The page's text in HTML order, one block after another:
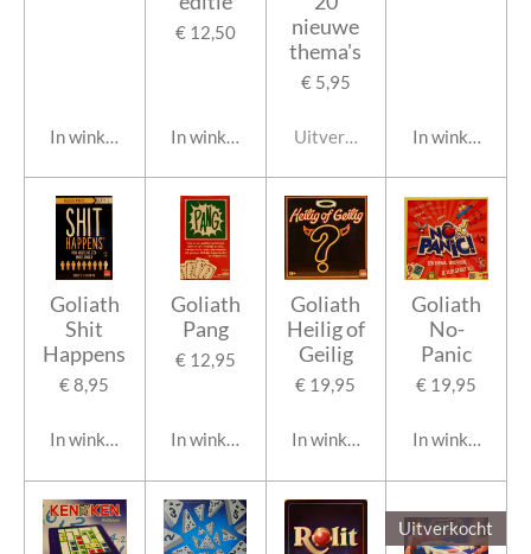
In winkelwagen
€ 12,50
In winkelwagen
nieuwe
thema's
€ 5,95
Uitverkocht In
Goliath
Shit
Happens
€ 8,95
In winkelwagen
Goliath
Pang
€ 12,95
In winkelwagen
Goliath
Heilig of
Geilig
€ 19,95
In winkelwagen
Goliath
No-
Panic
€ 19,95
In
Uitverkocht